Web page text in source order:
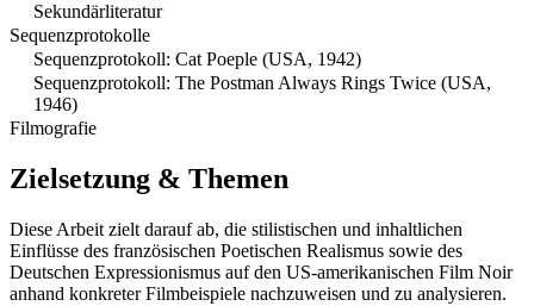
Sekundärliteratur
Sequenzprotokolle
Sequenzprotokoll: Cat Poeple (USA, 1942)
Sequenzprotokoll: The Postman Always Rings Twice (USA,
1946)
Filmografie
Zielsetzung & Themen
Diese Arbeit zielt darauf ab, die stilistischen und inhaltlichen
Einflüsse des französischen Poetischen Realismus sowie des
Deutschen Expressionismus auf den US-amerikanischen Film Noir
anhand konkreter Filmbeispiele nachzuweisen und zu analysieren.